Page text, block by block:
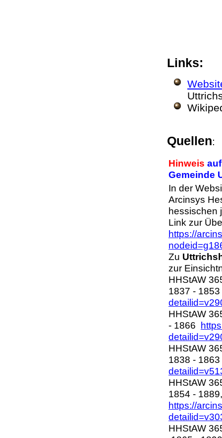
Links:
Quellen:
Hinweis
Gemeinde
In der
Arcinsys
hessischen
Link zur
https://
Zu
zur
HHStAW
1837 -
HHStAW
- 1866
HHStAW
1838 -
HHStAW
1854 -
https://
HHStAW